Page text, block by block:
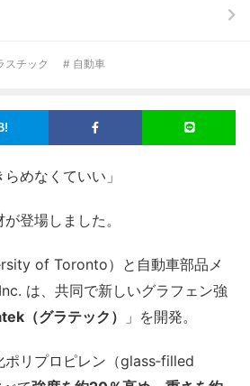
スチック # 自動車
めなくていい」
登場しました。
of Toronto）と自動車部品メ
は、共同で新しいグラフェン強
（グラテック） 」を開発。
リプロピレン（glass‑filled